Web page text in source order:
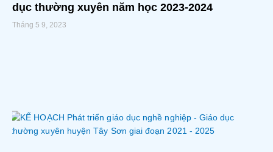
dục thường xuyên năm học 2023-2024
Tháng 5 9, 2023